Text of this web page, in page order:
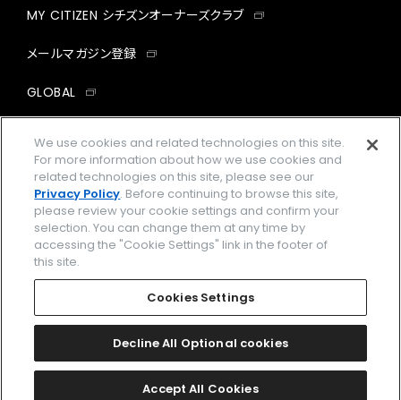
MY CITIZEN シチズンオーナーズクラブ
メールマガジン登録
GLOBAL
facebookinstagramtwitter
企業情報 ご利用規約
プライバシーポリシー Cookies Settings
Amazon PayはAmazon.com, Inc.またはその関連会社の商標です。
2026 CITIZEN WATCH CO., LTD.
We use cookies and related technologies on this site.
For more information about how we use cookies and
related technologies on this site, please see our
Privacy Policy. Before continuing to browse this site,
please review your cookie settings and confirm your
selection. You can change them at any time by
accessing the "Cookie Settings" link in the footer of
this site.
Cookies Settings
Decline All Optional cookies
Accept All Cookies